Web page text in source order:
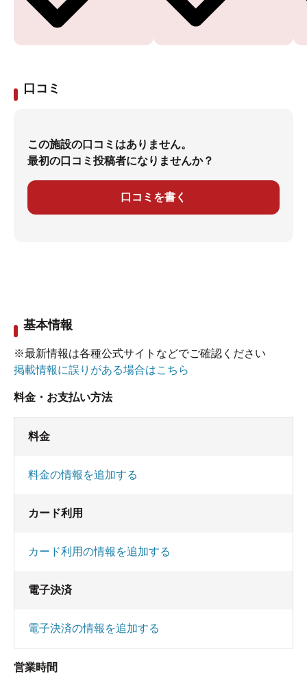
口コミ
この施設の口コミはありません。
最初の口コミ投稿者になりませんか？
口コミを書く
基本情報
※最新情報は各種公式サイトなどでご確認ください
掲載情報に誤りがある場合はこちら
料金・お支払い方法
料金
料金の情報を追加する
カード利用
カード利用の情報を追加する
電子決済
電子決済の情報を追加する
営業時間